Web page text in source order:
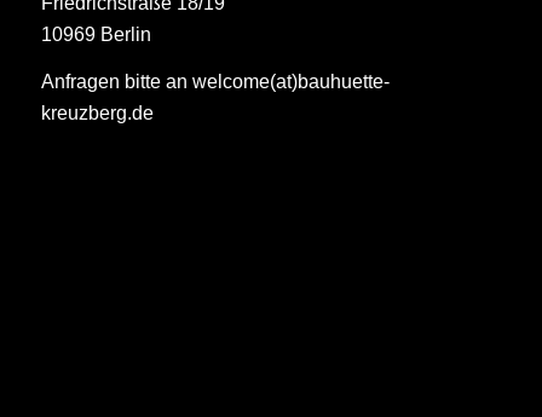
10969 Berlin
Anfragen bitte an welcome(at)bauhuette-
kreuzberg.de